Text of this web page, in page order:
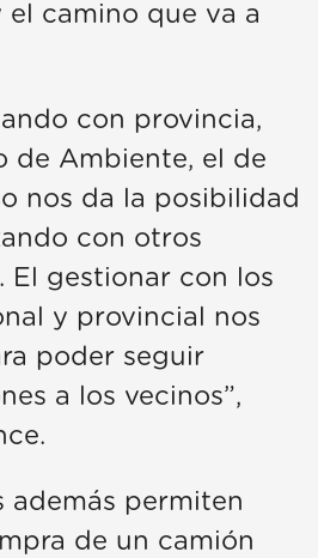
el camino que va a
con provincia,
de Ambiente, el de
nos da la posibilidad
con otros
El gestionar con los
y provincial nos
poder seguir
a los vecinos”,
además permiten
de un camión